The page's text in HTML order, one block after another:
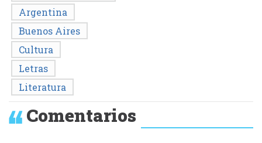
Argentina
Buenos Aires
Cultura
Letras
Literatura
Comentarios